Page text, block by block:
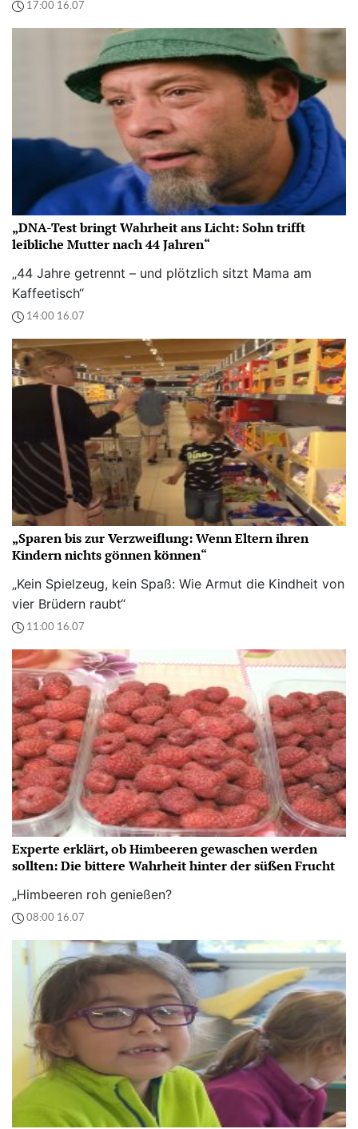
17:00 16.07
„DNA-Test bringt Wahrheit ans Licht: Sohn trifft
leibliche Mutter nach 44 Jahren“
„44 Jahre getrennt – und plötzlich sitzt Mama am
Kaffeetisch“
14:00 16.07
„Sparen bis zur Verzweiflung: Wenn Eltern ihren
Kindern nichts gönnen können“
„Kein Spielzeug, kein Spaß: Wie Armut die Kindheit von
vier Brüdern raubt“
11:00 16.07
Experte erklärt, ob Himbeeren gewaschen werden
sollten: Die bittere Wahrheit hinter der süßen Frucht
„Himbeeren roh genießen?
08:00 16.07